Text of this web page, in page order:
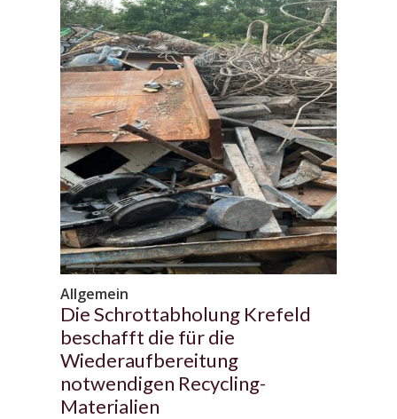
Allgemein
Die Schrottabholung Krefeld
beschafft die für die
Wiederaufbereitung
notwendigen Recycling-
Materialien